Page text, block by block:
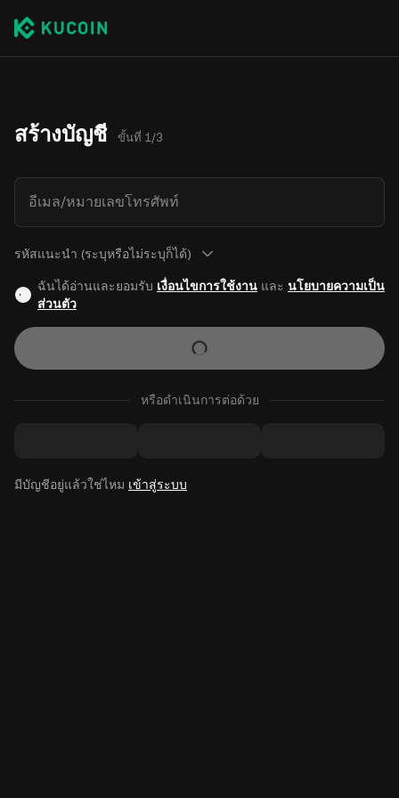
สร้างบัญชี ขั้นที่ 1/3
อีเมล/หมายเลขโทรศัพท์
รหัสแนะนำ (ระบุหรือไม่ระบุก็ได้)
ฉันได้อ่านและยอมรับ เงื่อนไขการใช้งานและ นโยบายความเป็น
ส่วนตัว
หรือดำเนินการต่อด้วย
มีบัญชีอยู่แล้วใช่ไหม เข้าสู่ระบบ